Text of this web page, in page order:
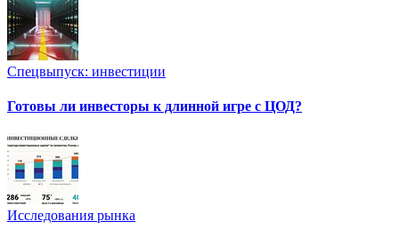
Спецвыпуск: инвестиции
Готовы ли инвесторы к длинной игре с ЦОД?
Исследования рынка